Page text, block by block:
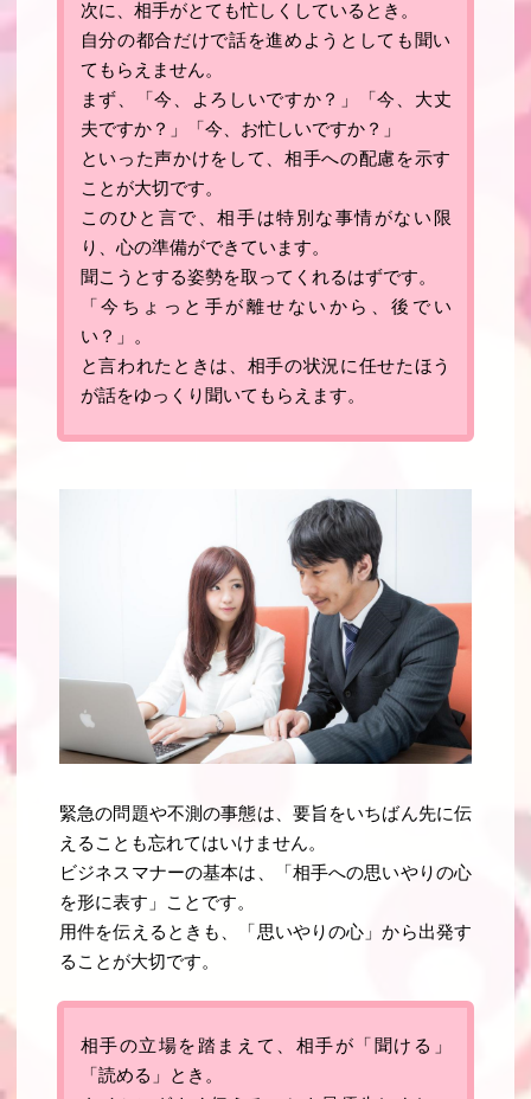
次に、相手がとても忙しくしているとき。
自分の都合だけで話を進めようとしても聞い
てもらえません。
まず、「今、よろしいですか？ 」「今、大丈
夫ですか？ 」「 今、お忙しいですか？ 」
といった声かけをして、相手への配慮を示す
ことが大切です。
このひと言で、相手は特別な事情がない限
り、心の準備ができています。
聞こうとする姿勢を取ってくれるはずです。
「今ちょっと手が離せないから、後でい
い？」。
と言われたときは、相手の状況に任せたほう
が話をゆっくり聞いてもらえます。
緊急の問題や不測の事態は、要旨をいちばん先に伝
えることも忘れてはいけません。
ビジネスマナーの基本は、「 相手への思いやりの心
を形に表す 」ことです。
用件を伝えるときも、「思いやりの心」から出発す
ることが大切です。
相手の立場を踏まえて、相手が「聞ける」
「読める」とき。